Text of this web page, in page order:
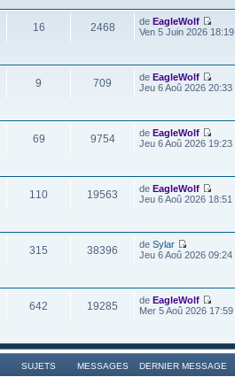
16 2468 deEagleWolf
Ven 5 Juin 2026 18:19
9 709 deEagleWolf
Jeu 6 Aoû 2026 20:33
69 9754 deEagleWolf
Jeu 6 Aoû 2026 19:23
110 19563 deEagleWolf
Jeu 6 Aoû 2026 18:51
315 38396 deSylar
Jeu 6 Aoû 2026 09:24
642 19285 deEagleWolf
Mer 5 Aoû 2026 17:59
SUJETS MESSAGES DERNIER MESSAGE